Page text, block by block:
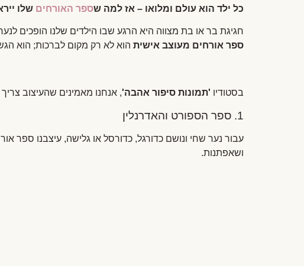
כל ילד הוא עולם ומלואו – אז למה שספר האורחים שלו
חגיגת בר או בת מצווה היא הרגע שבו הילדים שלנו הופכים
ספר אורחים מעוצב אישית הוא לא רק מקום לברכות; הוא
בסטודיו 'תמונות סיפור אהבה', אנחנו מאמינים שהעיצוב צריך "לדבר" את הילד. הנה 3 דוגמאות לספרי אורחים
1. ספר הספורט והאדרנלין
עבור נער שחי ונושם כדורגל, כדורסל או גלישה, עיצבנו ספר
ושאפתנות.